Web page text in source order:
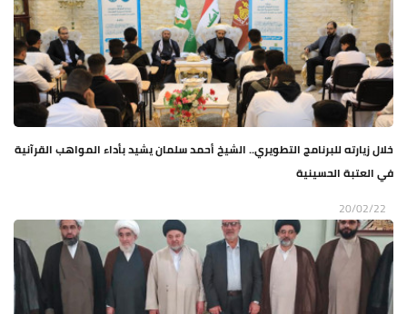
خلال زيارته للبرنامج التطويري.. الشيخ أحمد سلمان يشيد بأداء المواهب القرآنية
في العتبة الحسينية
20/02/22